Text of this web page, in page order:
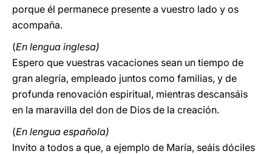
porque él permanece presente a vuestro lado y os
acompaña.
(En lengua inglesa)
Espero que vuestras vacaciones sean un tiempo de
gran alegría, empleado juntos como familias, y de
profunda renovación espiritual, mientras descansáis
en la maravilla del don de Dios de la creación.
(En lengua española)
Invito a todos a que, a ejemplo de María, seáis dóciles